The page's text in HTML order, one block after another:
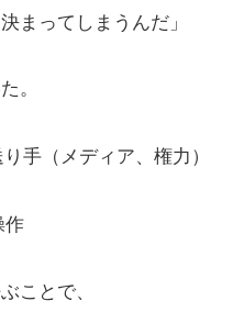
まってしまうんだ」
。
（メディア、権力）
作
ことで、